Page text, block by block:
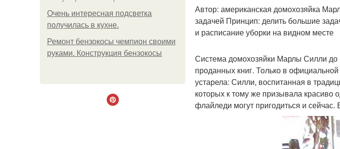
Очень интересная подсветка
получилась в кухне.
Ремонт бензокосы чемпион своими
руками. Конструкция бензокосы
Автор: американская домохозяйка
задачей Принцип: делить большие
и расписание уборки на видном месте
Система домохозяйки Марлы Силли
проданных книг. Только в
устарела: Силли, воспитанная в
которых к тому же призывала красиво
флайледи могут пригодиться и